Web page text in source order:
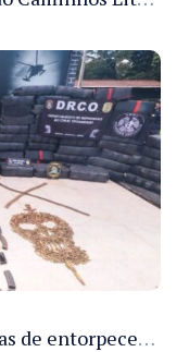
PMAM apreende 16,6 toneladas de entorpecentes e registra aumento nas prisões em flagrante e nas capturas de foragidos no primeiro semestre de 2026